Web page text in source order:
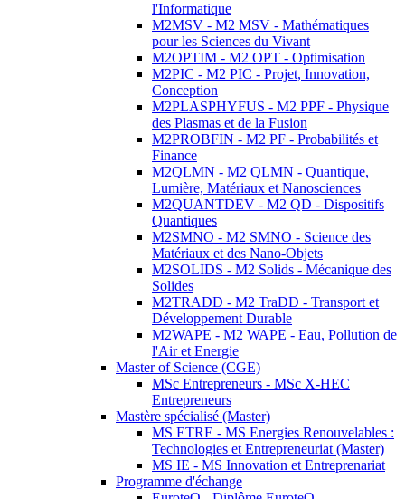
l'Informatique
M2MSV - M2 MSV - Mathématiques
pour les Sciences du Vivant
M2OPTIM - M2 OPT - Optimisation
M2PIC - M2 PIC - Projet, Innovation,
Conception
M2PLASPHYFUS - M2 PPF - Physique
des Plasmas et de la Fusion
M2PROBFIN - M2 PF - Probabilités et
Finance
M2QLMN - M2 QLMN - Quantique,
Lumière, Matériaux et Nanosciences
M2QUANTDEV - M2 QD - Dispositifs
Quantiques
M2SMNO - M2 SMNO - Science des
Matériaux et des Nano-Objets
M2SOLIDS - M2 Solids - Mécanique des
Solides
M2TRADD - M2 TraDD - Transport et
Développement Durable
M2WAPE - M2 WAPE - Eau, Pollution de
l'Air et Energie
Master of Science (CGE)
MSc Entrepreneurs - MSc X-HEC
Entrepreneurs
Mastère spécialisé (Master)
MS ETRE - MS Energies Renouvelables :
Technologies et Entrepreneuriat (Master)
MS IE - MS Innovation et Entreprenariat
Programme d'échange